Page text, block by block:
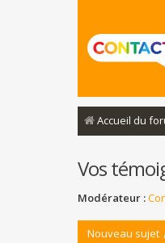
Accueil du
Vos
Modérateur :
Nouveau sujet